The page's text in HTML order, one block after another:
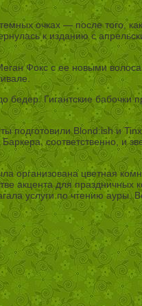
очках — после того,
к изданию с
Фокс с ее новыми
Гигантские бабочки
подготовили Blond:ish и
соответственно, и
цветная
акцента для праздничных
услуги по чтению ауры.